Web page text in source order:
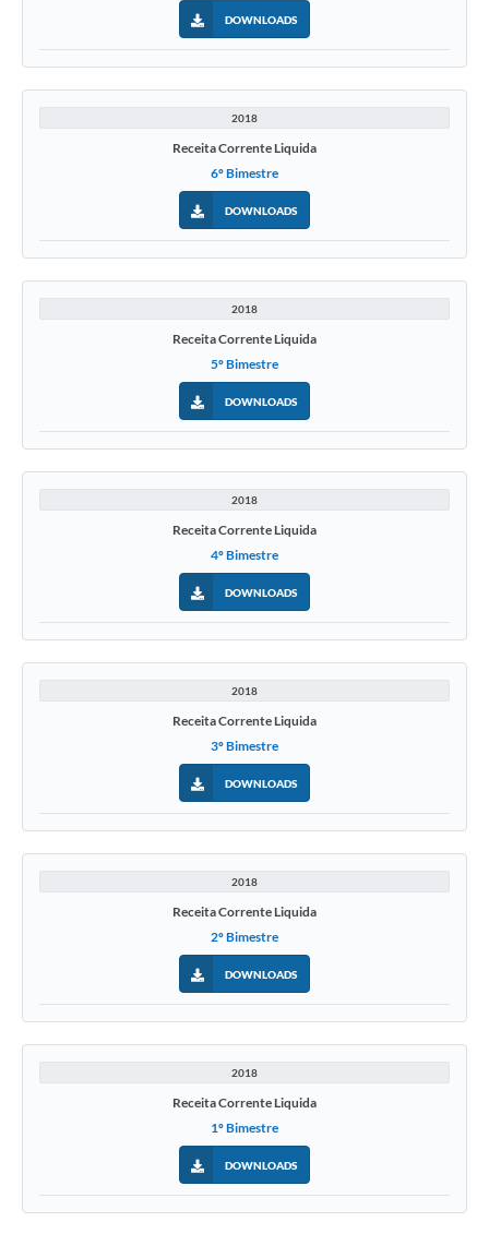
DOWNLOADS
2018
Receita Corrente Liquida
6º Bimestre
DOWNLOADS
2018
Receita Corrente Liquida
5º Bimestre
DOWNLOADS
2018
Receita Corrente Liquida
4º Bimestre
DOWNLOADS
2018
Receita Corrente Liquida
3º Bimestre
DOWNLOADS
2018
Receita Corrente Liquida
2º Bimestre
DOWNLOADS
2018
Receita Corrente Liquida
1º Bimestre
DOWNLOADS